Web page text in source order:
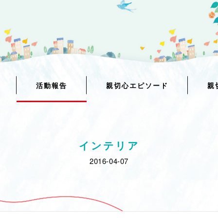
活動報告 親切心エピソード 親
インテリア
2016-04-07